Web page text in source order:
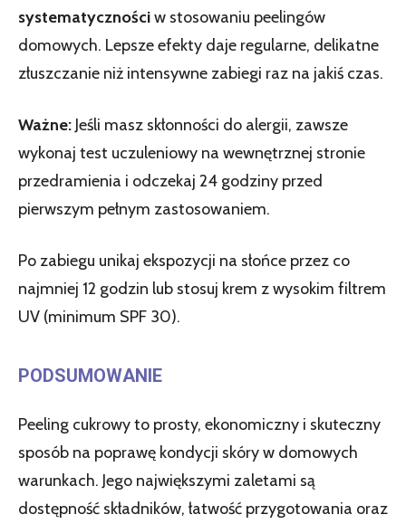
systematycznościw stosowaniu peelingów
domowych. Lepsze efekty daje regularne, delikatne
złuszczanie niż intensywne zabiegi raz na jakiś czas.
Ważne: Jeśli masz skłonności do alergii, zawsze
wykonaj test uczuleniowy na wewnętrznej stronie
przedramienia i odczekaj 24 godziny przed
pierwszym pełnym zastosowaniem.
Po zabiegu unikaj ekspozycji na słońce przez co
najmniej 12 godzin lub stosuj krem z wysokim filtrem
UV (minimum SPF 30).
PODSUMOWANIE
Peeling cukrowy to prosty, ekonomiczny i skuteczny
sposób na poprawę kondycji skóry w domowych
warunkach. Jego największymi zaletami są
dostępność składników, łatwość przygotowania oraz